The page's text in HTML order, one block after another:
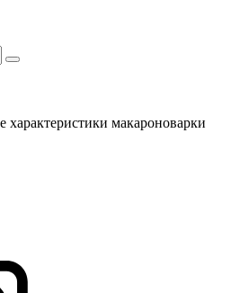
характеристики макароноварки